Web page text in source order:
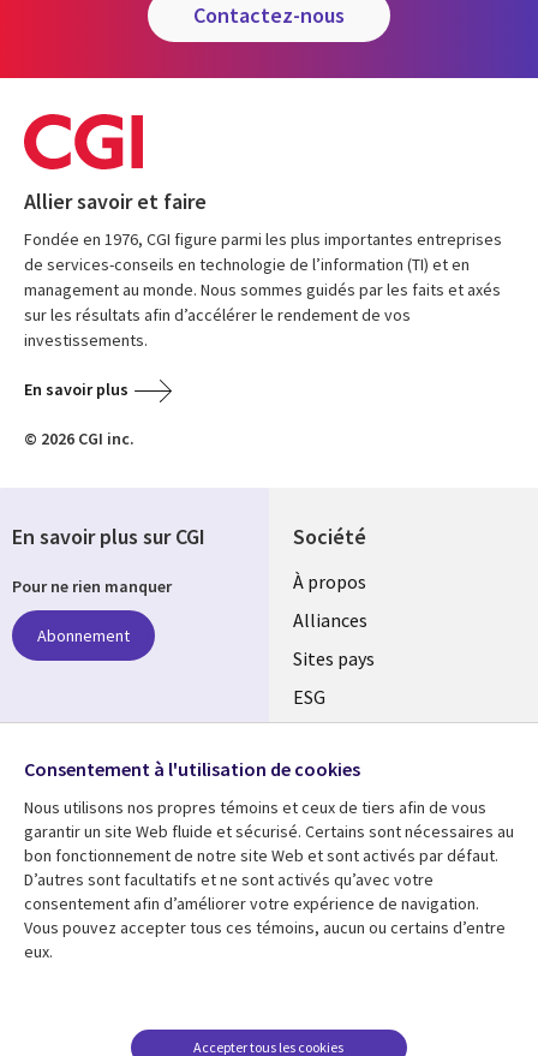
contactez-nous
Allier savoir et faire
Fondée en 1976, CGI figure parmi les plus importantes entreprises
de services-conseils en technologie de l’information (TI) et en
management au monde. Nous sommes guidés par les faits et axés
sur les résultats afin d’accélérer le rendement de vos
investissements.
En savoir plus
© 2026 CGI inc.
Société
À propos
Alliances
Sites pays
ESG
Fusions
Salle de presse
Ressources
Articles
Études de cas
Support
Restrictions et
En savoir plus sur CGI
Pour ne rien manquer
Abonnement
Suivez-nous
Social
Media
Global
FR
Consentement à l'utilisation de cookies
Nous utilisons nos propres témoins et ceux de tiers afin de vous
garantir un site Web fluide et sécurisé. Certains sont nécessaires au
bon fonctionnement de notre site Web et sont activés par défaut.
D’autres sont facultatifs et ne sont activés qu’avec votre
consentement afin d’améliorer votre expérience de navigation.
Vous pouvez accepter tous ces témoins, aucun ou certains d’entre
eux.
Accepter tous les cookies